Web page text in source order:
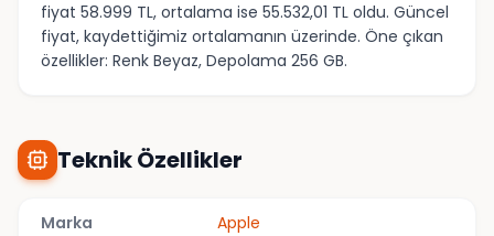
fiyat 58.999 TL, ortalama ise 55.532,01 TL oldu. Güncel
fiyat, kaydettiğimiz ortalamanın üzerinde. Öne çıkan
özellikler: Renk Beyaz, Depolama 256 GB.
Teknik Özellikler
Marka Apple